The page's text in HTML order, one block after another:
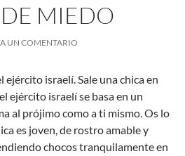
MIEDO
UN COMENTARIO
israelí. Sale una chica en
ejército israelí se basa en un
al prójimo como a ti mismo. Os lo
es joven, de rostro amable y
chocos tranquilamente en